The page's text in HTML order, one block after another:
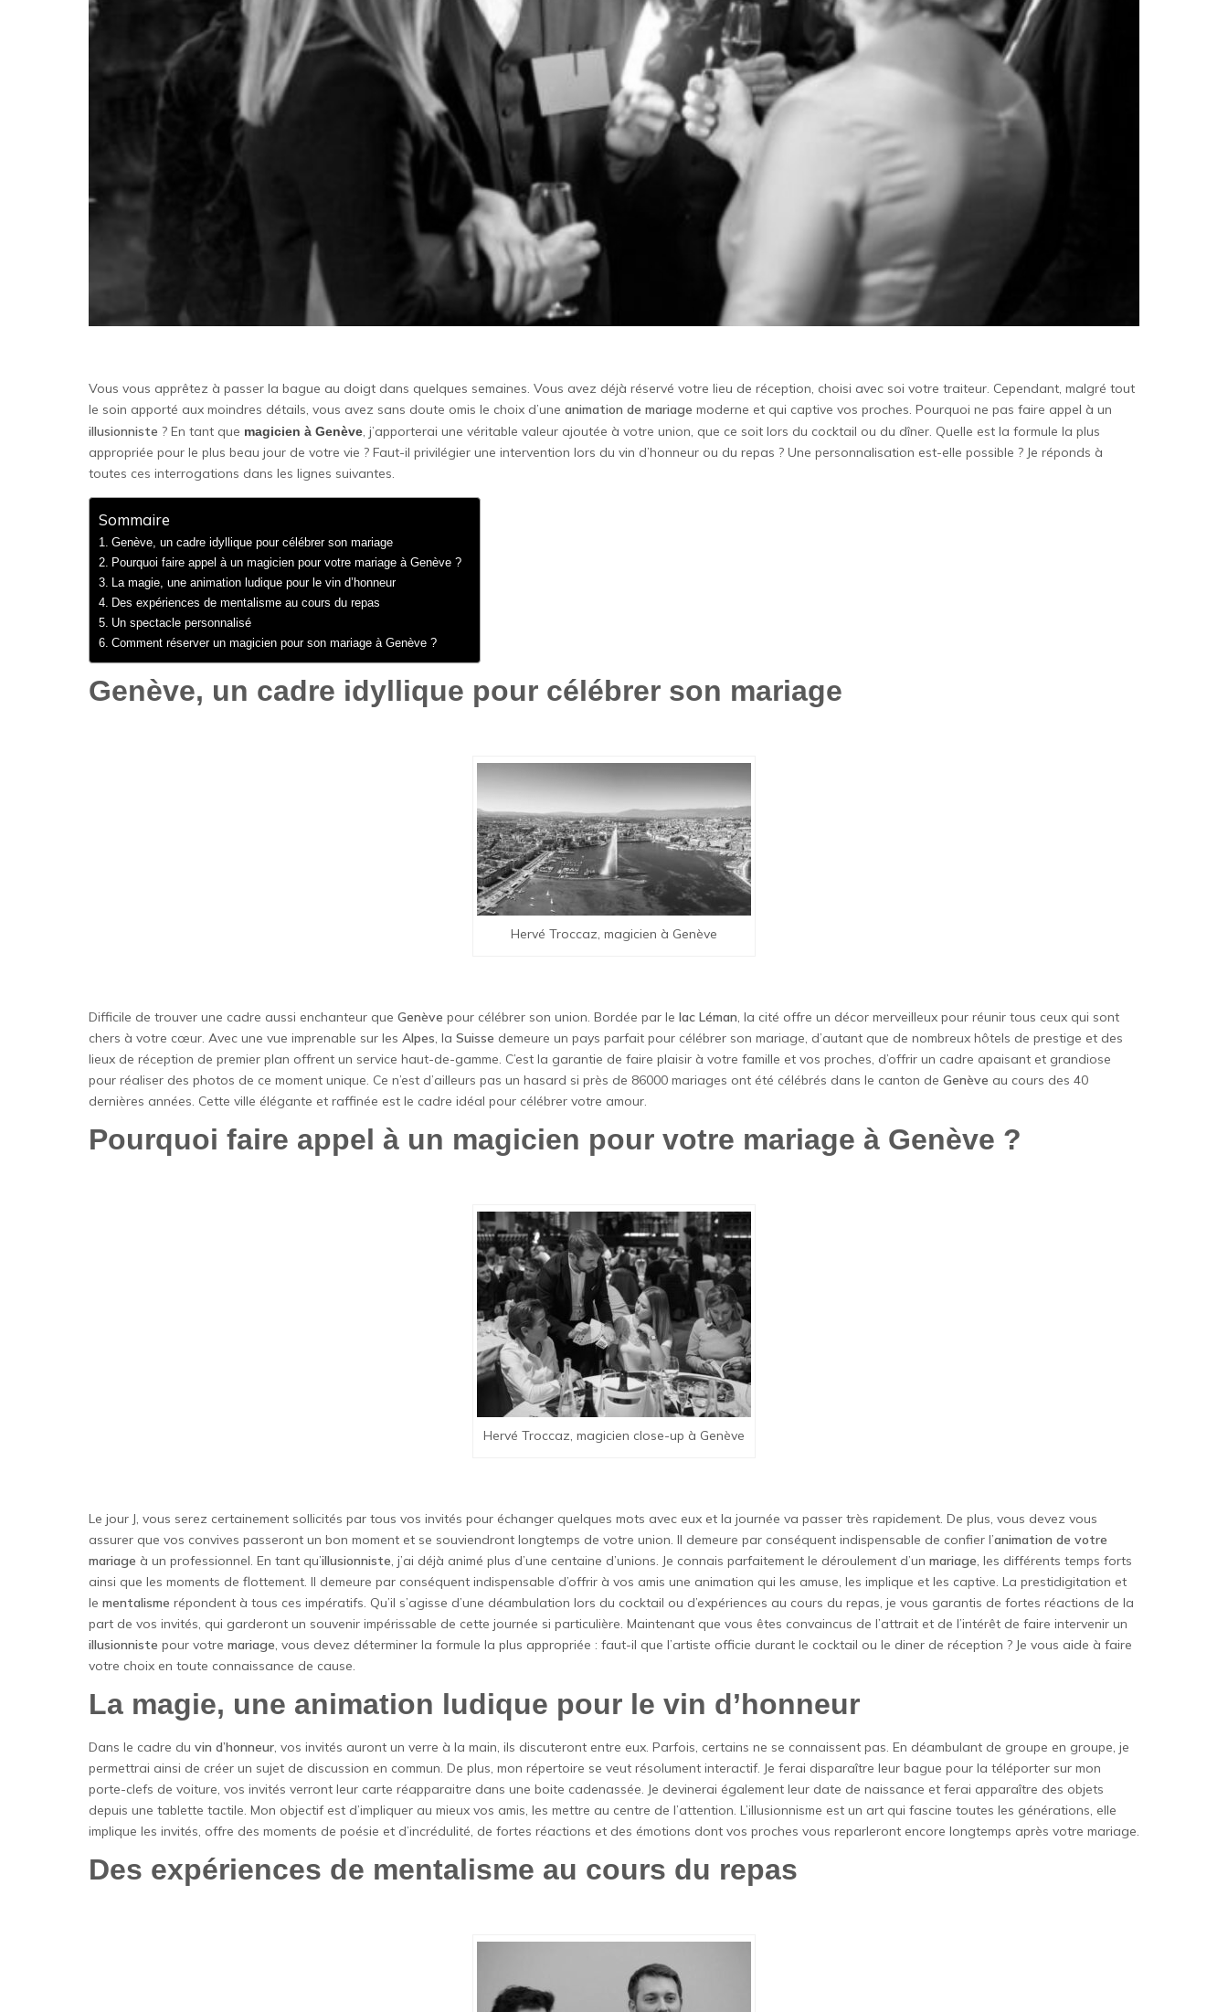
Vous vous apprêtez à passer la bague au doigt dans quelques semaines. Vous avez déjà réservé votre lieu de réception, choisi avec soi votre traiteur. Cependant, malgré tout
le soin apporté aux moindres détails, vous avez sans doute omis le choix d’une animation de mariage moderne et qui captive vos proches. Pourquoi ne pas faire appel à un
illusionniste ? En tant que magicien à Genève, j’apporterai une véritable valeur ajoutée à votre union, que ce soit lors du cocktail ou du dîner. Quelle est la formule la plus
appropriée pour le plus beau jour de votre vie ? Faut-il privilégier une intervention lors du vin d’honneur ou du repas ? Une personnalisation est-elle possible ? Je réponds à
toutes ces interrogations dans les lignes suivantes.
Sommaire
Genève, un cadre idyllique pour célébrer son mariage
Pourquoi faire appel à un magicien pour votre mariage à Genève ?
La magie, une animation ludique pour le vin d’honneur
Des expériences de mentalisme au cours du repas
Un spectacle personnalisé
Comment réserver un magicien pour son mariage à Genève ?
Genève, un cadre idyllique pour célébrer son mariage
Hervé Troccaz, magicien à Genève
Difficile de trouver une cadre aussi enchanteur que Genève pour célébrer son union. Bordée par le lac Léman, la cité offre un décor merveilleux pour réunir tous ceux qui sont
chers à votre cœur. Avec une vue imprenable sur les Alpes, la Suisse demeure un pays parfait pour célébrer son mariage, d’autant que de nombreux hôtels de prestige et des
lieux de réception de premier plan offrent un service haut-de-gamme. C’est la garantie de faire plaisir à votre famille et vos proches, d’offrir un cadre apaisant et grandiose
pour réaliser des photos de ce moment unique. Ce n’est d’ailleurs pas un hasard si près de 86000 mariages ont été célébrés dans le canton de Genève au cours des 40
dernières années. Cette ville élégante et raffinée est le cadre idéal pour célébrer votre amour.
Pourquoi faire appel à un magicien pour votre mariage à Genève ?
Hervé Troccaz, magicien close-up à Genève
Le jour J, vous serez certainement sollicités par tous vos invités pour échanger quelques mots avec eux et la journée va passer très rapidement. De plus, vous devez vous
assurer que vos convives passeront un bon moment et se souviendront longtemps de votre union. Il demeure par conséquent indispensable de confier l’animation de votre
mariage à un professionnel. En tant qu’illusionniste, j’ai déjà animé plus d’une centaine d’unions. Je connais parfaitement le déroulement d’un mariage, les différents temps forts
ainsi que les moments de flottement. Il demeure par conséquent indispensable d’offrir à vos amis une animation qui les amuse, les implique et les captive. La prestidigitation et
le mentalisme répondent à tous ces impératifs. Qu’il s’agisse d’une déambulation lors du cocktail ou d’expériences au cours du repas, je vous garantis de fortes réactions de la
part de vos invités, qui garderont un souvenir impérissable de cette journée si particulière. Maintenant que vous êtes convaincus de l’attrait et de l’intérêt de faire intervenir un
illusionniste pour votre mariage, vous devez déterminer la formule la plus appropriée : faut-il que l’artiste officie durant le cocktail ou le diner de réception ? Je vous aide à faire
votre choix en toute connaissance de cause.
La magie, une animation ludique pour le vin d’honneur
Dans le cadre du vin d’honneur, vos invités auront un verre à la main, ils discuteront entre eux. Parfois, certains ne se connaissent pas. En déambulant de groupe en groupe, je
permettrai ainsi de créer un sujet de discussion en commun. De plus, mon répertoire se veut résolument interactif. Je ferai disparaître leur bague pour la téléporter sur mon
porte-clefs de voiture, vos invités verront leur carte réapparaitre dans une boite cadenassée. Je devinerai également leur date de naissance et ferai apparaître des objets
depuis une tablette tactile. Mon objectif est d’impliquer au mieux vos amis, les mettre au centre de l’attention. L’illusionnisme est un art qui fascine toutes les générations, elle
implique les invités, offre des moments de poésie et d’incrédulité, de fortes réactions et des émotions dont vos proches vous reparleront encore longtemps après votre mariage.
Des expériences de mentalisme au cours du repas